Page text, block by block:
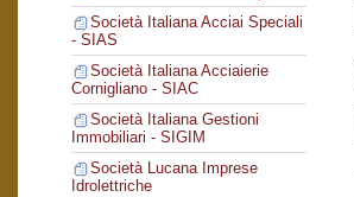
Società Italiana Acciai Speciali
- SIAS
Società Italiana Acciaierie
Cornigliano - SIAC
Società Italiana Gestioni
Immobiliari - SIGIM
Società Lucana Imprese
Idrolettriche